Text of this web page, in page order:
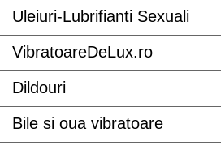
Uleiuri-Lubrifianti Sexuali
VibratoareDeLux.ro
Dildouri
Bile si oua vibratoare